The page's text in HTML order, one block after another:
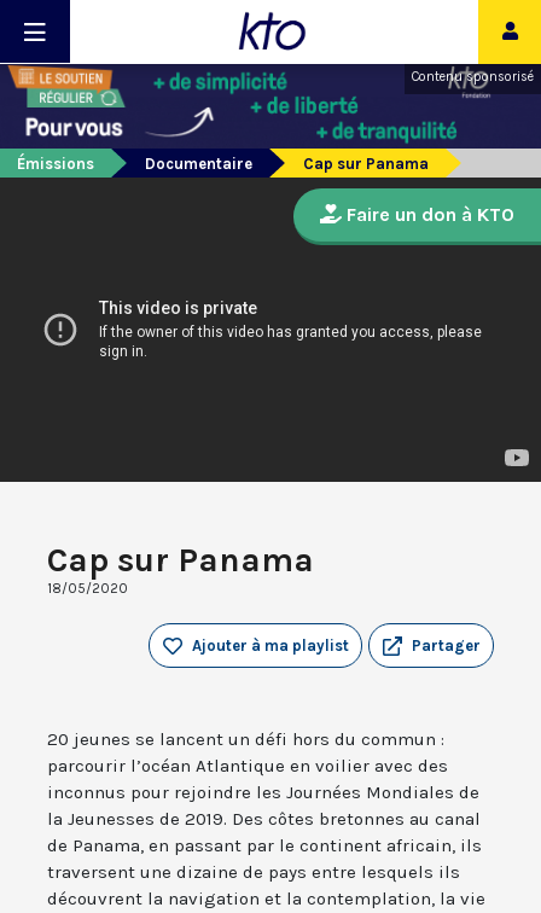
Contenu sponsorisé
Émissions Documentaire Cap sur Panama
Cap sur Panama
18/05/2020
Partager
Ajouter à ma playlist
20 jeunes se lancent un défi hors du commun :
parcourir l’océan Atlantique en voilier avec des
inconnus pour rejoindre les Journées Mondiales de
la Jeunesses de 2019. Des côtes bretonnes au canal
de Panama, en passant par le continent africain, ils
traversent une dizaine de pays entre lesquels ils
découvrent la navigation et la contemplation, la vie
Faire un don à KTO